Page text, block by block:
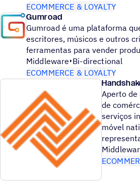
ECOMMERCE & LOYALTY
Gumroad
Gumroad é uma plataforma
escritores, músicos e outros
ferramentas para vender
Middleware Bi-directional
ECOMMERCE & LOYALTY
Aperto de
de
serviços
móvel